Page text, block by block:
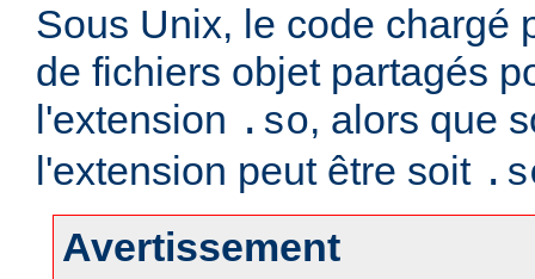
Sous Unix, le code chargé
de fichiers objet partagés
l'extension .so, alors que
l'extension peut être soit
Avertissement